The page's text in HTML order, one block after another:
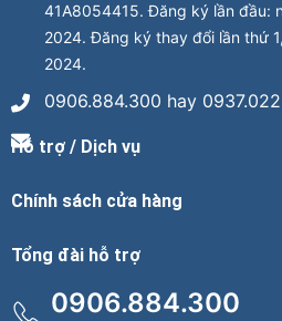
41A8054415. Đăng ký lần đầu:
2024. Đăng ký thay đổi lần thứ
2024.
0906.884.300 hay
Hỗ trợ / Dịch vụ
Chính sách cửa hàng
Tổng đài hỗ trợ
0906.884.300